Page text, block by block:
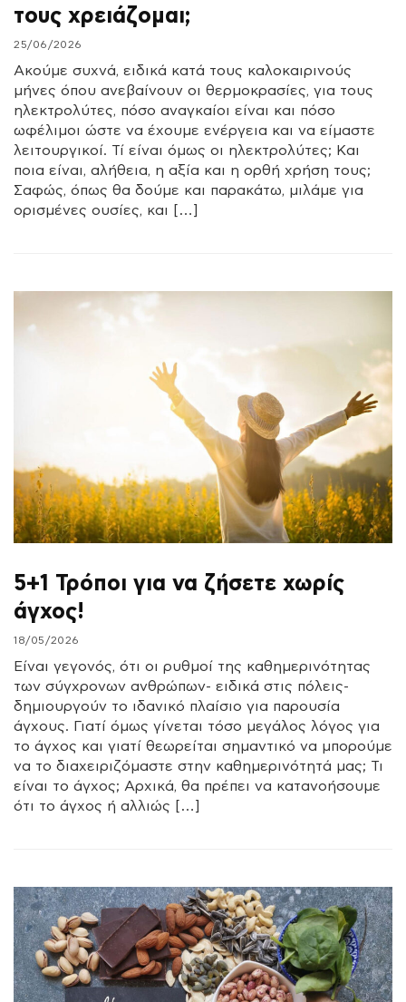
τους χρειάζομαι;
25/06/2026
Ακούμε συχνά, ειδικά κατά τους καλοκαιρινούς
μήνες όπου ανεβαίνουν οι θερμοκρασίες, για τους
ηλεκτρολύτες, πόσο αναγκαίοι είναι και πόσο
ωφέλιμοι ώστε να έχουμε ενέργεια και να είμαστε
λειτουργικοί. Τί είναι όμως οι ηλεκτρολύτες; Και
ποια είναι, αλήθεια, η αξία και η ορθή χρήση τους;
Σαφώς, όπως θα δούμε και παρακάτω, μιλάμε για
ορισμένες ουσίες, και […]
5+1 Τρόποι για να ζήσετε χωρίς
άγχος!
18/05/2026
Είναι γεγονός, ότι οι ρυθμοί της καθημερινότητας
των σύγχρονων ανθρώπων- ειδικά στις πόλεις-
δημιουργούν το ιδανικό πλαίσιο για παρουσία
άγχους. Γιατί όμως γίνεται τόσο μεγάλος λόγος για
το άγχος και γιατί θεωρείται σημαντικό να μπορούμε
να το διαχειριζόμαστε στην καθημερινότητά μας; Τι
είναι το άγχος; Αρχικά, θα πρέπει να κατανοήσουμε
ότι το άγχος ή αλλιώς […]